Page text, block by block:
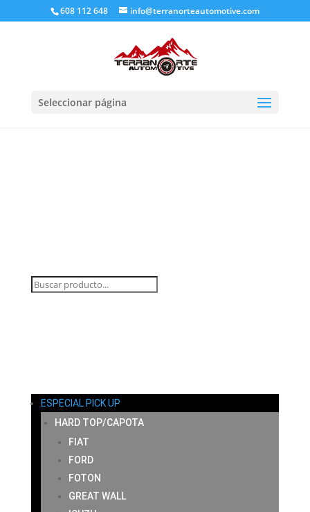
608 112 648 info@terranorteautomotive.com
Seleccionar página
INICIO
ESPECIAL PICK UP
HARD TOP/CAPOTA
FIAT
FORD
FOTON
GREAT WALL